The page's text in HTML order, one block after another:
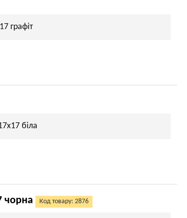
графіт
біла
чорна Код товару: 2876